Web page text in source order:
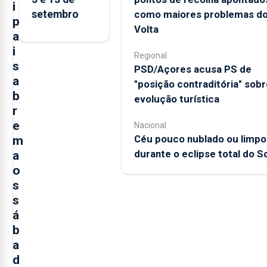
i
p
a
i
s
a
b
r
e
m
a
o
s
s
á
b
a
d
setembro
como maiores problemas
Volta
Regional
PSD/Açores acusa PS de
"posição contraditória"
evolução turística
Nacional
Céu pouco nublado ou limpo
durante o eclipse total do